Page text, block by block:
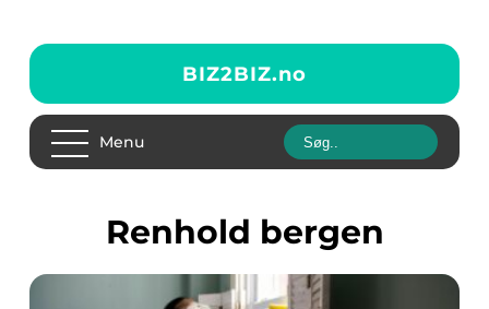
BIZ2BIZ.no
Menu
renhold bergen